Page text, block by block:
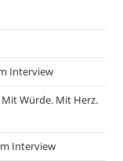
Interview
Würde. Mit Herz.
Interview